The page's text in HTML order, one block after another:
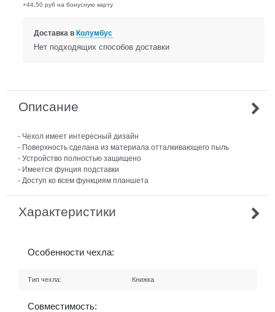
+44,50 руб на бонусную карту
Доставка в Колумбус
Нет подходящих способов доставки
Описание
- Чехол имеет интересный дизайн
- Поверхность сделана из материала отталкивающего пыль
- Устройство полностью защищено
- Имеется фунция подставки
- Доступ ко всем функциям планшета
Характеристики
Особенности чехла:
Тип чехла: Книжка
Совместимость: